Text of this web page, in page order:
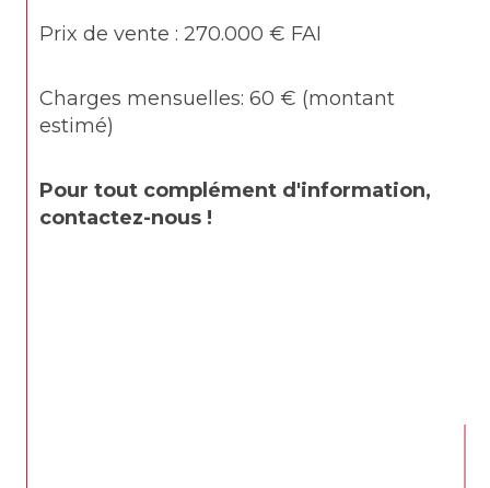
Prix de vente : 270.000 € FAI
Charges mensuelles: 60 € (montant
estimé)
Pour tout complément d'information,
contactez-nous !